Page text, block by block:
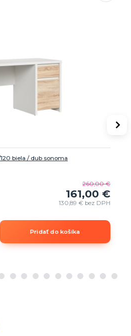
120 biela / dub sonoma
260,00 €
161,00 €
130,89 € bez DPH
Pridať do košíka